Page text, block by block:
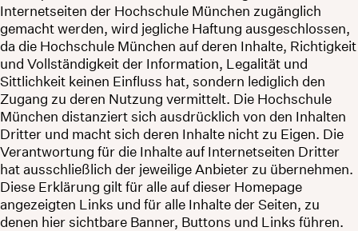
Internetseiten der Hochschule München zugänglich
gemacht werden, wird jegliche Haftung ausgeschlossen,
da die Hochschule München auf deren Inhalte, Richtigkeit
und Vollständigkeit der Information, Legalität und
Sittlichkeit keinen Einfluss hat, sondern lediglich den
Zugang zu deren Nutzung vermittelt. Die Hochschule
München distanziert sich ausdrücklich von den Inhalten
Dritter und macht sich deren Inhalte nicht zu Eigen. Die
Verantwortung für die Inhalte auf Internetseiten Dritter
hat ausschließlich der jeweilige Anbieter zu übernehmen.
Diese Erklärung gilt für alle auf dieser Homepage
angezeigten Links und für alle Inhalte der Seiten, zu
denen hier sichtbare Banner, Buttons und Links führen.